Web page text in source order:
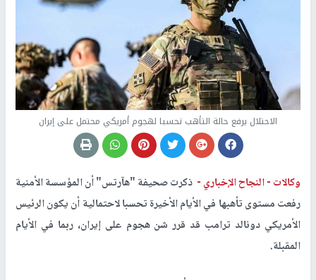
الاحتلال يرفع حالة التأهب تحسبا لهجوم أمريكي محتمل على إيران
وكالات -النجاح الإخباري - ذكرت صحيفة "هآرتس" أن المؤسسة الأمنية
رفعت مستوى تأهبها في الأيام الأخيرة تحسبا لاحتمالية أن يكون الرئيس
الأمريكي دونالد ترامب قد قرر شن هجوم على إيران، ربما في الأيام
المقبلة.